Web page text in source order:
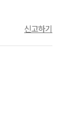
신고하기